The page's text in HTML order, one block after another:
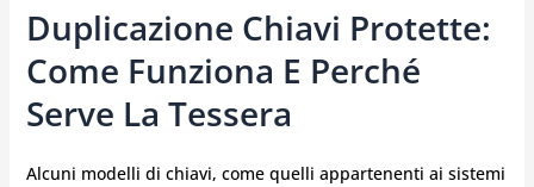
Duplicazione Chiavi Protette:
Come Funziona E Perché
Serve La Tessera
Alcuni modelli di chiavi, come quelli appartenenti ai sistemi